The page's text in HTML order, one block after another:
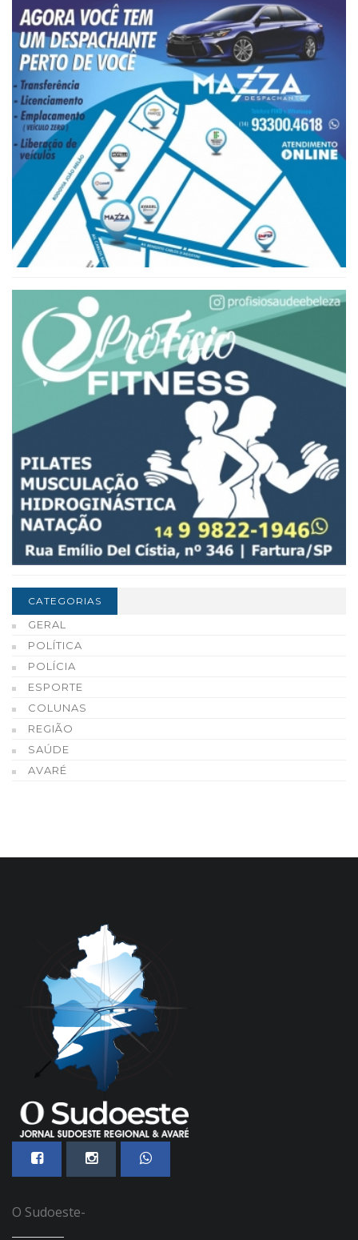
CATEGORIAS
GERAL
POLÍTICA
POLÍCIA
ESPORTE
COLUNAS
REGIÃO
SAÚDE
AVARÉ
O Sudoeste-